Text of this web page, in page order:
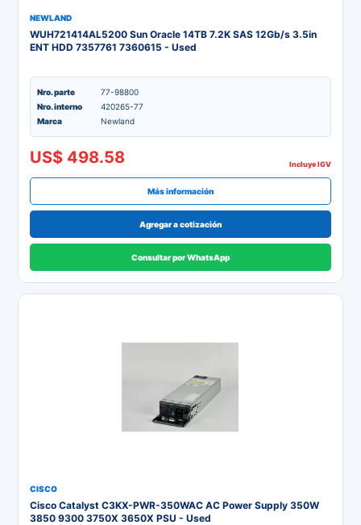
NEWLAND
WUH721414AL5200 Sun Oracle 14TB 7.2K SAS 12Gb/s 3.5in
ENT HDD 7357761 7360615 - Used
Nro. parte
77-98800
Nro. interno
420265-77
Marca
Newland
US$ 498.58 Incluye IGV
Más información
Agregar a cotización
Consultar por WhatsApp
CISCO
Cisco Catalyst C3KX-PWR-350WAC AC Power Supply 350W
3850 9300 3750X 3650X PSU - Used